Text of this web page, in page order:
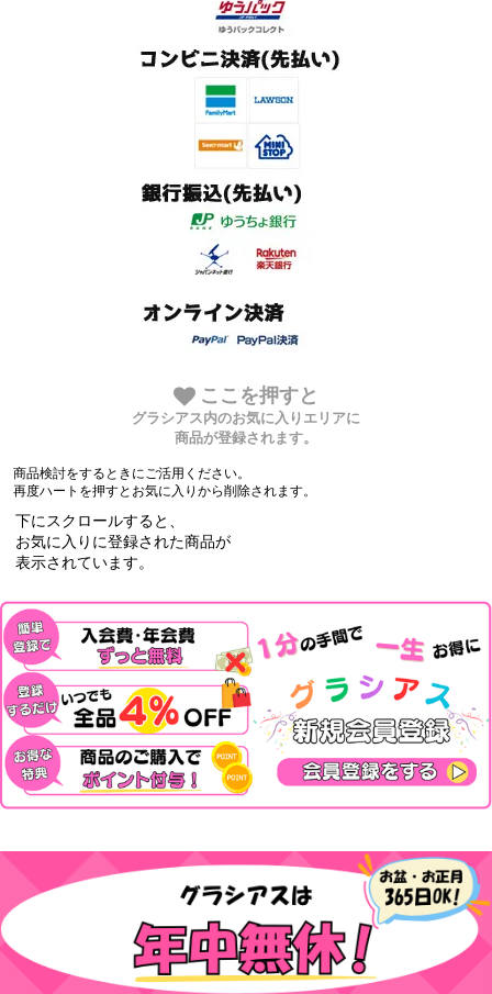
ここを押すと
グラシアス内のお気に入りエリアに
商品が登録されます。
商品検討をするときにご活用ください。
再度ハートを押すとお気に入りから削除されます。
下にスクロールすると、
お気に入りに登録された商品が
表示されています。